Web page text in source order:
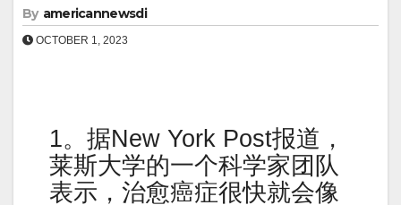
By americannewsdi
OCTOBER 1, 2023
1。据New York Post报道，
莱斯大学的一个科学家团队
表示，治愈癌症很快就会像